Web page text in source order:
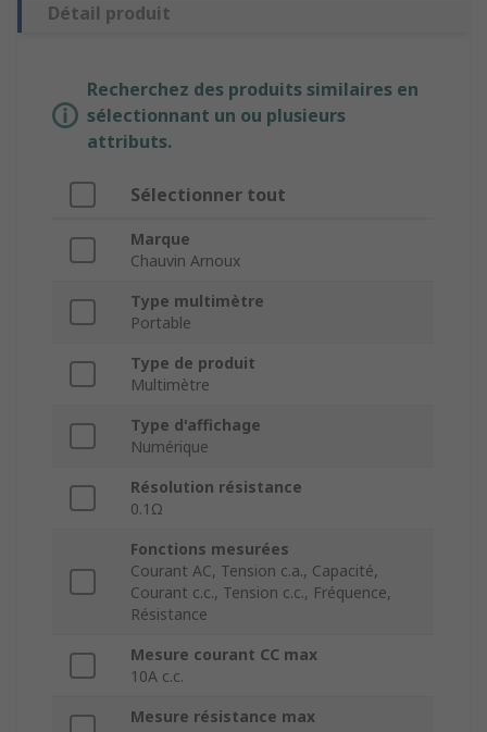
Détail produit
Recherchez des produits similaires en
sélectionnant un ou plusieurs
attributs.
Sélectionner tout
Marque
Chauvin Arnoux
Type multimètre
Portable
Type de produit
Multimètre
Type d'affichage
Numérique
Résolution résistance
0.1Ω
Fonctions mesurées
Courant AC, Tension c.a., Capacité,
Courant c.c., Tension c.c., Fréquence,
Résistance
Mesure courant CC max
10A c.c.
Mesure résistance max